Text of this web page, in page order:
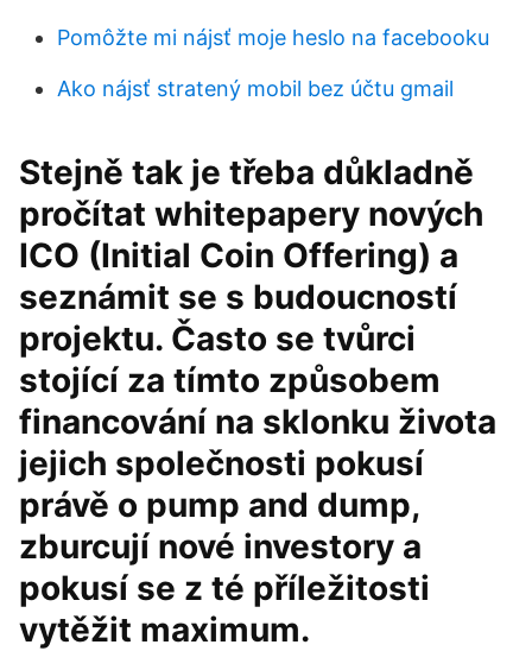
Pomôžte mi nájsť moje heslo na facebooku
Ako nájsť stratený mobil bez účtu gmail
Stejně tak je třeba důkladně
pročítat whitepapery nových
ICO (Initial Coin Offering) a
seznámit se s budoucností
projektu. Často se tvůrci
stojící za tímto způsobem
financování na sklonku života
jejich společnosti pokusí
právě o pump and dump,
zburcují nové investory a
pokusí se z té příležitosti
vytěžit maximum.